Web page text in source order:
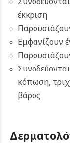
έκκριση
Εμφανίζουν
κόπωση,
βάρος